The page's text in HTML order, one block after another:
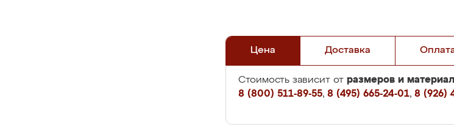
Цена Доставка
Стоимость зависит от размеров и
8 (800) 511-89-55, 8 (495) 665-24-01, 8 (926)